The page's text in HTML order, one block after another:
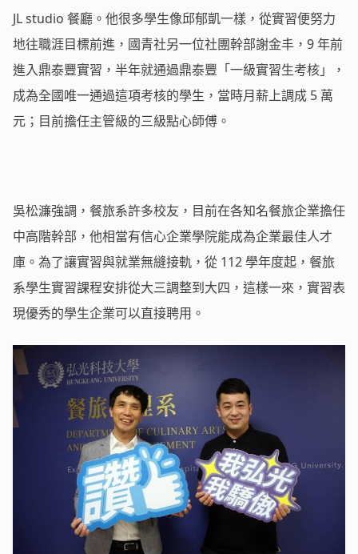
JL studio 餐廳。他很多學生像邱郁凱一樣，從實習便努力
地往職涯目標前進，國青社另一位社團幹部謝金丰，9 年前
進入鼎泰豐實習，半年就通過鼎泰豐「一級實習生考核」，
成為全國唯一通過這項考核的學生，當時月薪上調成 5 萬
元；目前擔任主管級的三級點心師傅。
吳松濂強調，餐旅系許多校友，目前在各知名餐旅企業擔任
中高階幹部，他相當有信心企業學院能成為企業最佳人才
庫。為了讓實習與就業無縫接軌，從 112 學年度起，餐旅
系學生實習課程安排從大三調整到大四，這樣一來，實習表
現優秀的學生企業可以直接聘用。